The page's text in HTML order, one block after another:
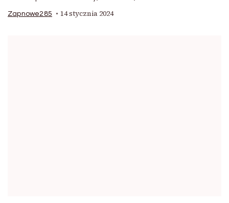
Zapnowe285 14 stycznia 2024